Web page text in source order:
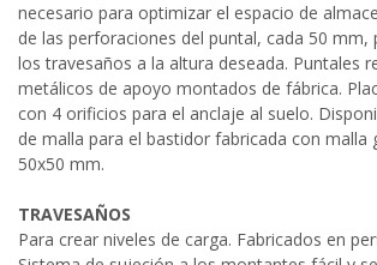
necesario para optimizar el espacio de
de las perforaciones del puntal, cada 50
los travesaños a la altura deseada. Puntales
metálicos de apoyo montados de fábrica.
con 4 orificios para el anclaje al suelo.
de malla para el bastidor fabricada con malla
50x50 mm.
TRAVESAÑOS
Para crear niveles de carga. Fabricados en